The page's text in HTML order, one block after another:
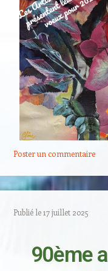
Poster un commentaire
Publié le17 juillet 2025
90ème